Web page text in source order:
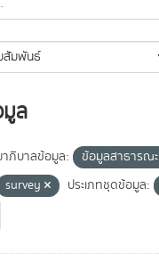
ล
ภิบาลข้อมูล: ข้อมูลสาธารณะ
survey ประเภทชุดข้อมูล: